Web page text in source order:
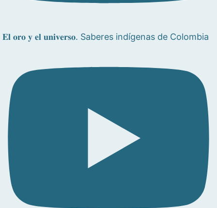
𝐄𝐥 𝐨𝐫𝐨 𝐲 𝐞𝐥 𝐮𝐧𝐢𝐯𝐞𝐫𝐬𝐨. Saberes indígenas de Colombia